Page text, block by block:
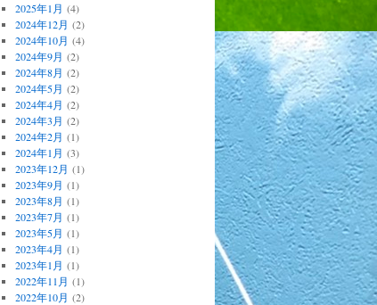
2025年1月 (4)
2024年12月 (2)
2024年10月 (4)
2024年9月 (2)
2024年8月 (2)
2024年5月 (2)
2024年4月 (2)
2024年3月 (2)
2024年2月 (1)
2024年1月 (3)
2023年12月 (1)
2023年9月 (1)
2023年8月 (1)
2023年7月 (1)
2023年5月 (1)
2023年4月 (1)
2023年1月 (1)
2022年11月 (1)
2022年10月 (2)